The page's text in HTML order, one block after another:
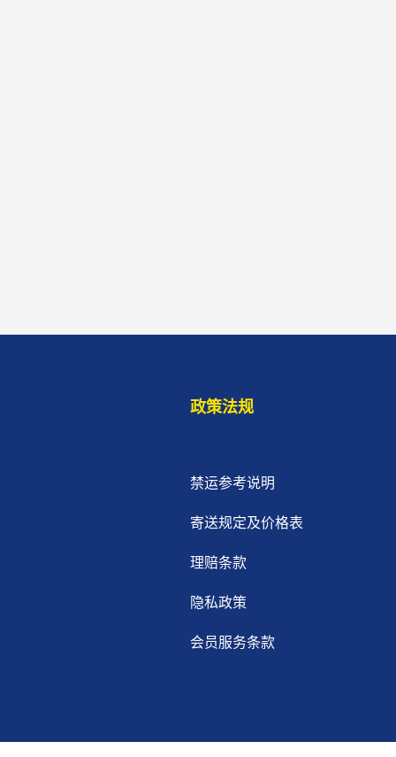
政策法规
禁运参考说明
寄送规定及价格表
理赔条款
隐私政策
会员服务条款